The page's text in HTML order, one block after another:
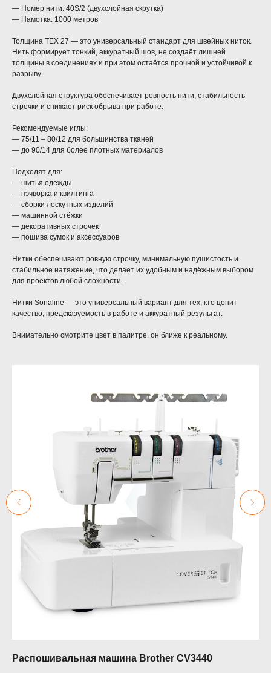
— Номер нити: 40S/2 (двухслойная скрутка)
— Намотка: 1000 метров
Толщина TEX 27 — это универсальный стандарт для швейных ниток.
Нить формирует тонкий, аккуратный шов, не создаёт лишней
толщины в соединениях и при этом остаётся прочной и устойчивой к
разрыву.
Двухслойная структура обеспечивает ровность нити, стабильность
строчки и снижает риск обрыва при работе.
Рекомендуемые иглы:
— 75/11 – 80/12 для большинства тканей
— до 90/14 для более плотных материалов
Подходят для:
— шитья одежды
— пэчворка и квилтинга
— сборки лоскутных изделий
— машинной стёжки
— декоративных строчек
— пошива сумок и аксессуаров
Нитки обеспечивают ровную строчку, минимальную пушистость и
стабильное натяжение, что делает их удобным и надёжным выбором
для проектов любой сложности.
Нитки Sonaline — это универсальный вариант для тех, кто ценит
качество, предсказуемость в работе и аккуратный результат.
Внимательно смотрите цвет в палитре, он ближе к реальному.
Распошивальная машина Brother CV3440